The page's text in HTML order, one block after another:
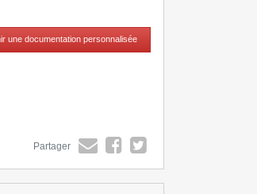
notre résidence et rencontrez
une documentation personnalisée
Partager